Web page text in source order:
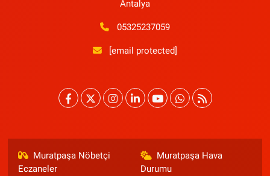
Antalya
05325237059
[email protected]
Muratpaşa Nöbetçi
Eczaneler
Muratpaşa Hava
Durumu